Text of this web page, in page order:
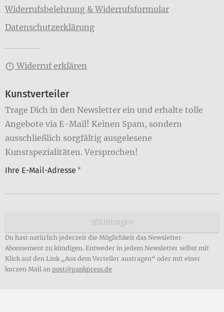
Widerrufsbelehrung & Widerrufsformular
Datenschutzerklärung
Widerruf erklären
Kunstverteiler
Trage Dich in den Newsletter ein und erhalte tolle
Angebote via E-Mail! Keinen Spam, sondern
ausschließlich sorgfältig ausgelesene
Kunstspezialitäten. Versprochen!
Ihre E-Mail-Adresse *
Eintragen
Du hast natürlich jederzeit die Möglichkeit das Newsletter-
Abonnement zu kündigen. Entweder in jedem Newsletter selbst mit
Klick auf den Link „Aus dem Verteiler austragen“ oder mit einer
kurzen Mail an post@pankpress.de